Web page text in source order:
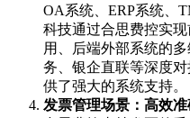
OA系统、ERP系统、
科技通过合思费控实
用、后端外部系统的
务、银企直联等深度
供了强大的系统支持。
发票管理场景：高效